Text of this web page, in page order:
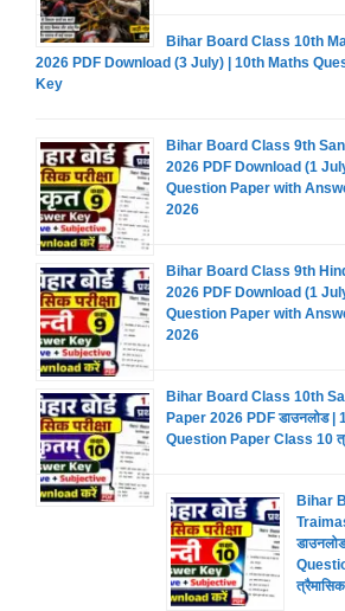
Bihar Board Class 10th
2026 PDF Download (3 July) | 10th Maths
Key
Bihar Board Class 9th
2026 PDF Download (1
Question Paper with Answer
2026
Bihar Board Class 9th
2026 PDF Download (1
Question Paper with Answer
2026
Bihar Board Class 10th
Paper 2026 PDF डाउनलोड
Question Paper Class 10
Bihar